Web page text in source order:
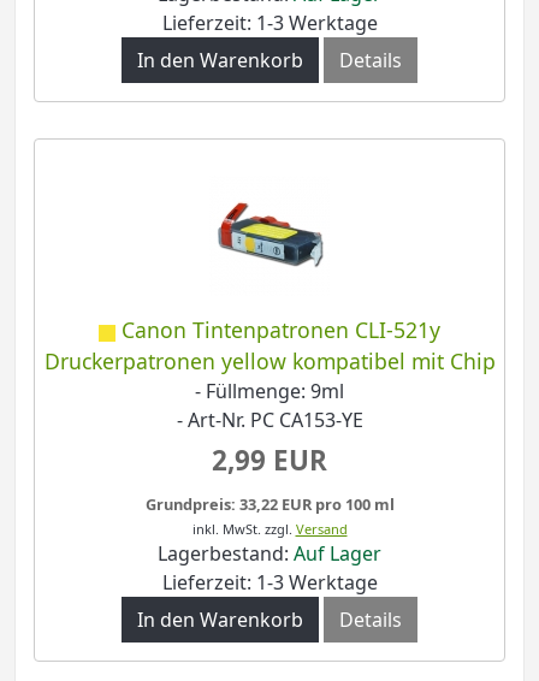
Lieferzeit: 1-3 Werktage
In den Warenkorb
Details
Canon Tintenpatronen CLI-521y
Druckerpatronen yellow kompatibel mit Chip
- Füllmenge: 9ml
- Art-Nr. PC CA153-YE
2,99 EUR
Grundpreis: 33,22 EUR pro 100 ml
inkl. MwSt. zzgl. Versand
Lagerbestand: Auf Lager
Lieferzeit: 1-3 Werktage
In den Warenkorb
Details